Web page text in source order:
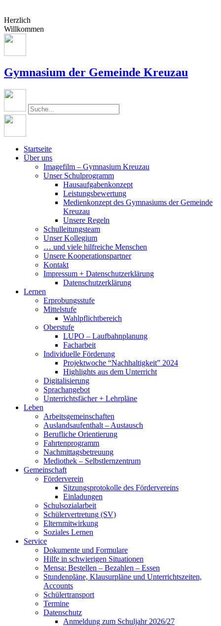
Herzlich
Willkommen
Gymnasium der Gemeinde Kreuzau
Startseite
Über uns
Imagefilm – Gymnasium Kreuzau
Unser Schulprogramm
Hausaufgabenkonzept
Leistungsbewertung
Medienkonzept des Gymnasiums der Gemeinde
Kreuzau
Unsere Regeln
Schulleitungsteam
Unser Kollegium
… und viele hilfreiche Menschen
Unsere Kooperationspartner
Kontakt
Impressum + Datenschutzerklärung
Datenschutzerklärung
Lernen
Erprobungsstufe
Mittelstufe
Wahlpflichtbereich
Oberstufe
LUPO – Laufbahnplanung
Facharbeit
Individuelle Förderung
Projektwoche “Nachhaltigkeit” 2024
Highlights aus dem Unterricht
Digitalisierung
Sprachangebot
Unterrichtsfächer + Lehrpläne
Leben
Arbeitsgemeinschaften
Auslandsaufenthalt – Austausch
Berufliche Orientierung
Fahrtenprogramm
Nachmittagsbetreuung
Mediothek – Selbstlernzentrum
Gemeinschaft
Förderverein
Sitzungsprotokolle des Fördervereins
Einladungen
Schulsozialarbeit
Schülervertretung (SV)
Elternmitwirkung
Soziales Lernen
Service
Dokumente und Formulare
Hilfe in schwierigen Situationen
Mensa: Bestellen – Bezahlen – Essen
Stundenpläne, Klausurpläne und Unterrichtszeiten,
Accounts
Schülertransport
Termine
Datenschutz
Anmeldung zum Schuljahr 2026/27